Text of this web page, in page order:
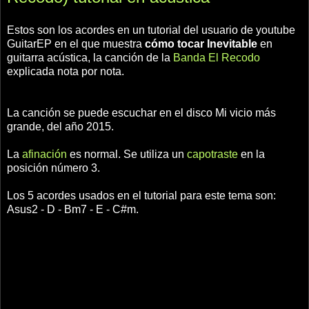
Estos son los acordes en un tutorial del usuario de youtube
GuitarEP en el que muestra cómo tocar Inevitable en
guitarra acústica, la canción de la Banda El Recodo
explicada nota por nota.
La canción se puede escuchar en el disco Mi vicio más
grande, del año 2015.
La afinación es normal. Se utiliza un capotraste en la
posición número 3.
Los 5 acordes usados en el tutorial para este tema son:
Asus2 - D - Bm7 - E - C#m.